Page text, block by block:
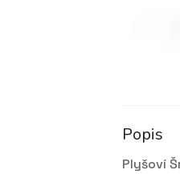
Popis
Plyšoví